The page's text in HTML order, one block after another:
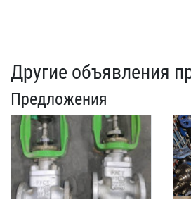
Другие объявления
Предложения